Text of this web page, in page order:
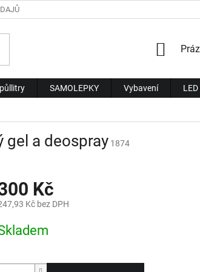
SAMOLEPKY Vybavení
gel a deospray 1874
Kč
Kč bez DPH